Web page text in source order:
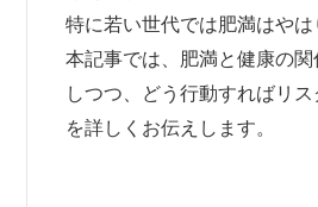
特に若い世代では肥満はやは
本記事では、肥満と健康の
しつつ、どう行動すればリ
を詳しくお伝えします。